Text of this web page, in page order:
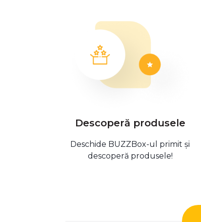
Descoperă produsele
Deschide BUZZBox-ul primit și
descoperă produsele!